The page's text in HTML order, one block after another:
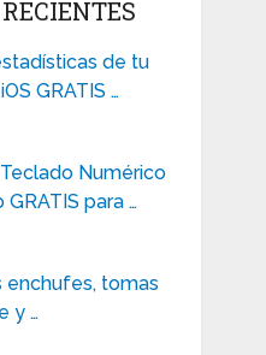
de tu
GRATIS …
Numérico
GRATIS para …
enchufes, tomas
y …